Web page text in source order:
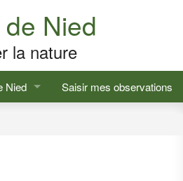
Nied
la nature
Nied Saisir mes observations